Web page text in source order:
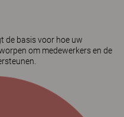
de basis voor hoe uw
om medewerkers en de